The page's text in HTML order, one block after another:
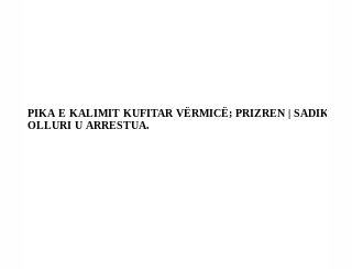
PIKA E KALIMIT KUFITAR VËRMICË; PRIZREN | SADIK
OLLURI U ARRESTUA.